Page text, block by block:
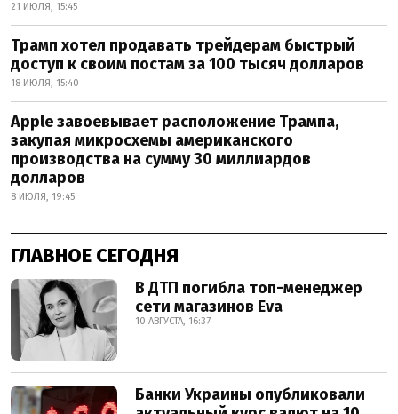
21 ИЮЛЯ, 15:45
Трамп хотел продавать трейдерам быстрый
доступ к своим постам за 100 тысяч долларов
18 ИЮЛЯ, 15:40
Apple завоевывает расположение Трампа,
закупая микросхемы американского
производства на сумму 30 миллиардов
долларов
8 ИЮЛЯ, 19:45
ГЛАВНОЕ СЕГОДНЯ
В ДТП погибла топ-менеджер
сети магазинов Eva
10 АВГУСТА, 16:37
Банки Украины опубликовали